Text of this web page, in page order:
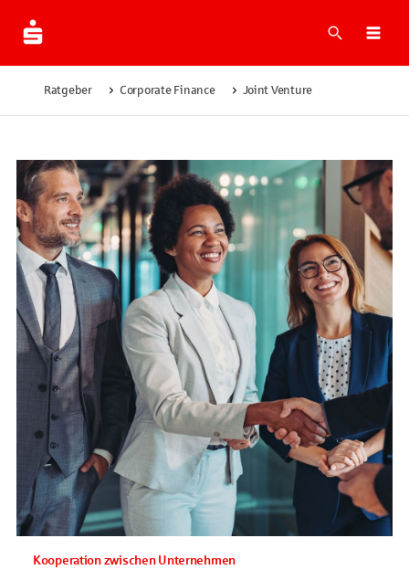
Suche
Ratgeber Corporate Finance Joint Venture
Kooperation zwischen Unternehmen